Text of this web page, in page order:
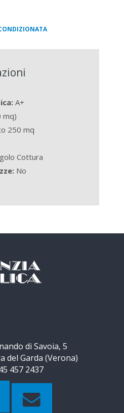
A+
mq)
250 mq
Cottura
No
di Savoia, 5
del Garda (Verona)
457 2437